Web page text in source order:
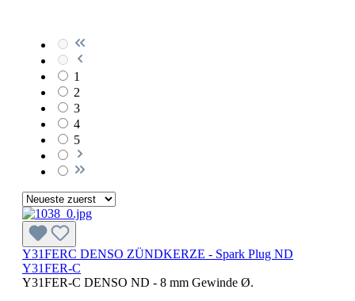
1
2
3
4
5
Y31FERC DENSO ZÜNDKERZE - Spark Plug ND
Y31FER-C
Y31FER-C DENSO ND - 8 mm Gewinde Ø.